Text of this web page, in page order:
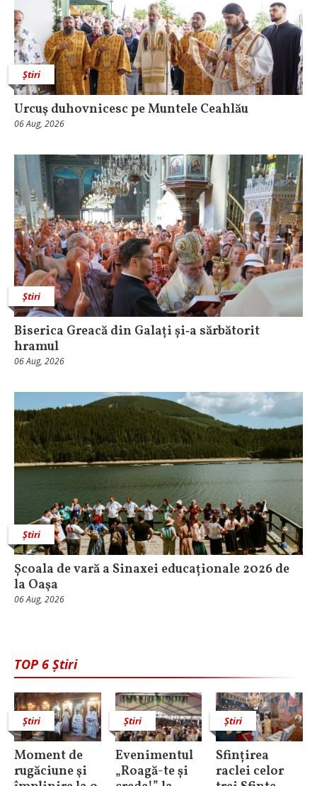
Știri
Urcuş duhovnicesc pe Muntele Ceahlău
06 Aug, 2026
Știri
Biserica Greacă din Galați și‑a sărbătorit
hramul
06 Aug, 2026
Știri
Școala de vară a Sinaxei educaționale 2026 de
la Oaşa
06 Aug, 2026
TOP 6 Știri
Știri
Moment de
rugăciune şi
Știri
Evenimentul
„Roagă-te și
Știri
Sfințirea
raclei celor